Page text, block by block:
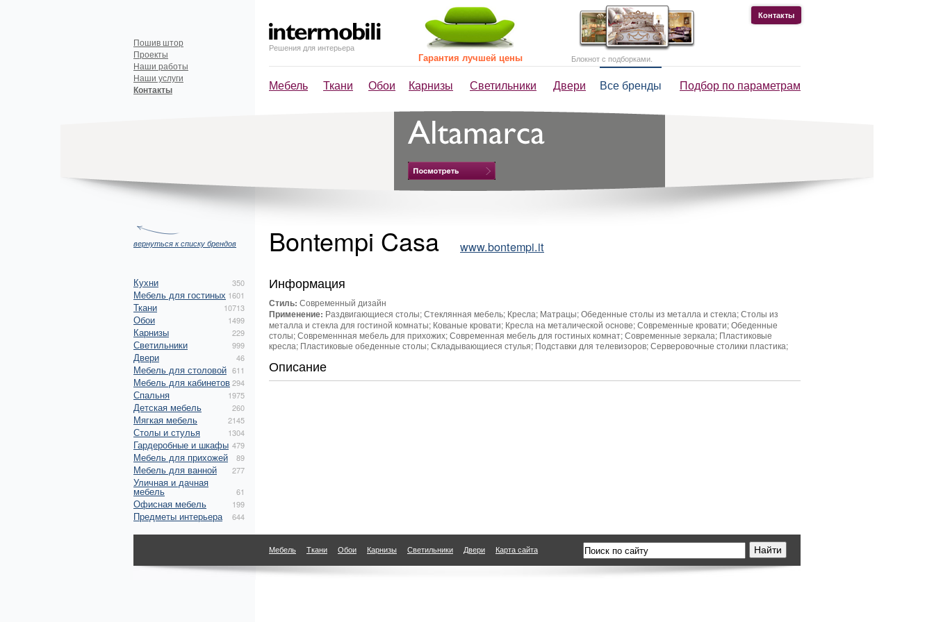
Решения для интерьера
Мебель Ткани Обои Карнизы Светильники Двери Все бренды Подбор по параметрам
Пошив штор
Проекты
Наши работы
Наши услуги
Контакты
Контакты
Гарантия лучшей цены Блокнот с подборками.
вернуться к списку брендов
Кухни 350
Мебель для гостиных 1601
Ткани 10713
Обои 1499
Карнизы 229
Светильники 999
Двери 46
Мебель для столовой 611
Мебель для кабинетов294
Спальня 1975
Детская мебель 260
Мягкая мебель 2145
Столы и стулья 1304
Гардеробные и шкафы 479
Мебель для прихожей 89
Мебель для ванной 277
Уличная и дачная
мебель 61
Офисная мебель 199
Предметы интерьера 644
Bontempi Casa www.bontempi.it
Информация
Стиль: Современный дизайн
Применение: Раздвигающиеся столы; Стеклянная мебель; Кресла; Матрацы; Обеденные столы из металла и стекла; Столы из
металла и стекла для гостиной комнаты; Кованые кровати; Кресла на металической основе; Современные кровати; Обеденные
столы; Современнная мебель для прихожих; Современная мебель для гостиных комнат; Современные зеркала; Пластиковые
кресла; Пластиковые обеденные столы; Складывающиеся стулья; Подставки для телевизоров; Серверовочные столики пластика;
Описание
Мебель Ткани Обои Карнизы Светильники Двери Карта сайта